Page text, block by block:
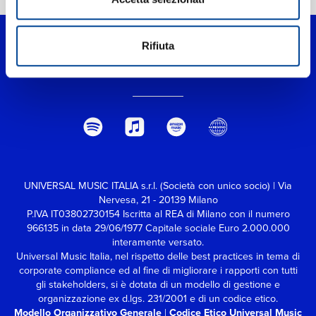
Rifiuta
UNIVERSAL MUSIC ITALIA s.r.l. (Società con unico socio) | Via
Nervesa, 21 - 20139 Milano
P.IVA IT03802730154 Iscritta al REA di Milano con il numero
966135 in data 29/06/1977Capitale sociale Euro 2.000.000
interamente versato.
Universal Music Italia, nel rispetto delle best practices in tema di
corporate compliance ed al fine di migliorare i rapporti con tutti
gli stakeholders,si è dotata di un modello di gestione e
organizzazione ex d.lgs. 231/2001 e di un codice etico.
Modello Organizzativo Generale | Codice Etico Universal Music